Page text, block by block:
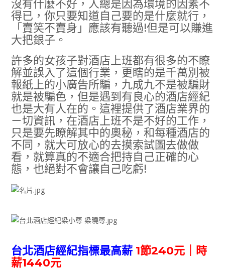
沒有什麼不好，人總是因為環境的因素不
得已，你只要知道自己要的是什麼就行，
「賣笑不賣身」應該有聽過!但是可以賺進
大把銀子。
許多的女孩子對酒店上班都有很多的不瞭
解並誤入了這個行業，更瞎的是千萬別被
報紙上的小廣告所騙，九成九不是被騙財
就是被騙色，但是遇到有良心的酒店經紀
也是大有人在的。這裡提供了酒店業界的
ㄧ切資訊，在酒店上班不是不好的工作，
只是要先瞭解其中的奧秘，和每種酒店的
不同，就大可放心的去摸索試圖去做做
看，就算真的不適合把持自己正確的心
態，也絕對不會讓自己吃虧!
台北酒店經紀指標最高薪 1節240元｜時
薪1440元